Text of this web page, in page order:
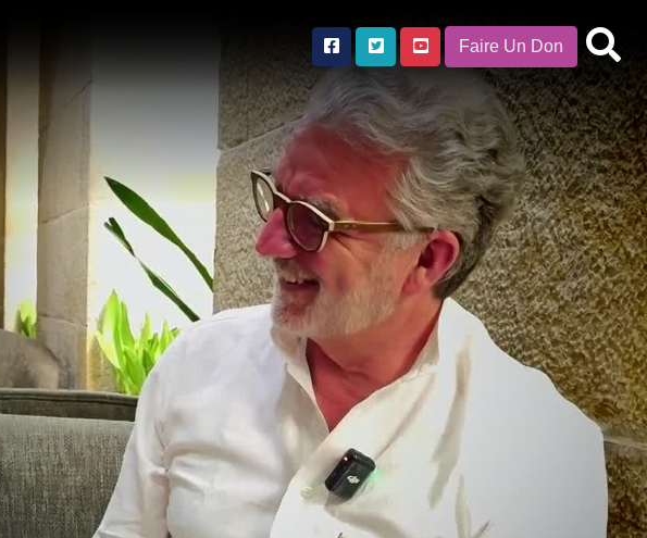
Faire Un Don